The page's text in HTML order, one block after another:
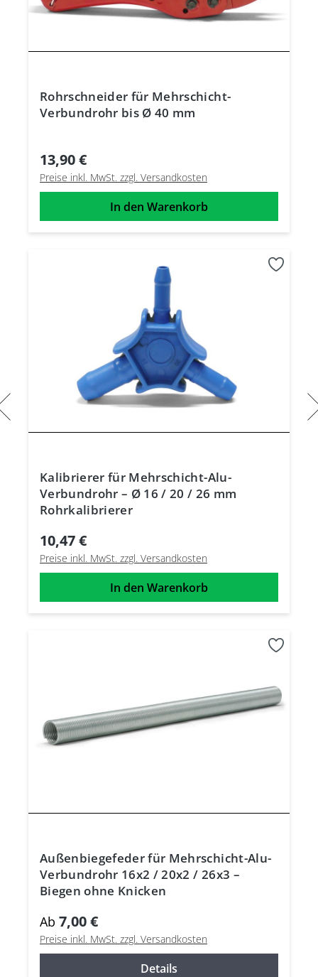
Rohrschneider für Mehrschicht-
Verbundrohr bis Ø 40 mm
13,90 €
Preise inkl. MwSt. zzgl. Versandkosten
In den Warenkorb
Kalibrierer für Mehrschicht-Alu-
Verbundrohr – Ø 16 / 20 / 26 mm
Rohrkalibrierer
10,47 €
Preise inkl. MwSt. zzgl. Versandkosten
In den Warenkorb
Außenbiegefeder für Mehrschicht-Alu-
Verbundrohr 16x2 / 20x2 / 26x3 –
Biegen ohne Knicken
Ab 7,00 €
Preise inkl. MwSt. zzgl. Versandkosten
Details